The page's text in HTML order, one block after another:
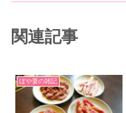
関連記事
ぽや妻の雑記